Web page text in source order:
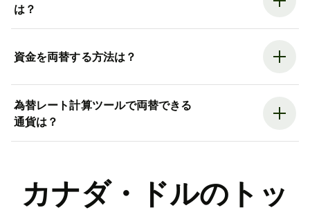
は？
資金を両替する方法は？
為替レート計算ツールで両替できる
通貨は？
カナダ・ドルのトッ